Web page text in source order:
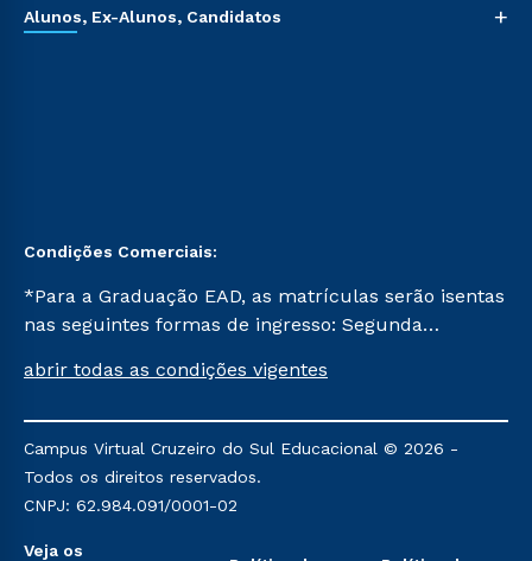
Alunos, Ex-Alunos, Candidatos +
Condições Comerciais:
*Para a Graduação EAD, as matrículas serão isentas
nas seguintes formas de ingresso: Segunda
Já para as demais, a taxa de matrícula será de R$
mencionadas são referentes aos cursos: Ensino
Religioso, Geografia para a Docência e Metodologia
do Ensino de História: Questões Atuais.
abrir todas as condições vigentes
Campus Virtual Cruzeiro do Sul Educacional © 2026 -
Todos os direitos reservados.
CNPJ: 62.984.091/0001-02
Veja os